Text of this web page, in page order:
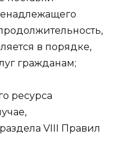
в порядке,
гражданам;
ресурса
VIII Правил